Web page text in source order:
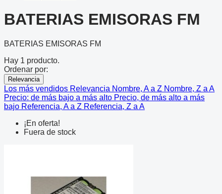
BATERIAS EMISORAS FM
BATERIAS EMISORAS FM
Hay 1 producto.
Ordenar por:
Relevancia
Los más vendidos Relevancia Nombre, A a Z Nombre, Z a A
Precio: de más bajo a más alto Precio, de más alto a más
bajo Referencia, A a Z Referencia, Z a A
¡En oferta!
Fuera de stock